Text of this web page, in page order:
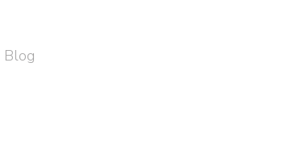
Blog